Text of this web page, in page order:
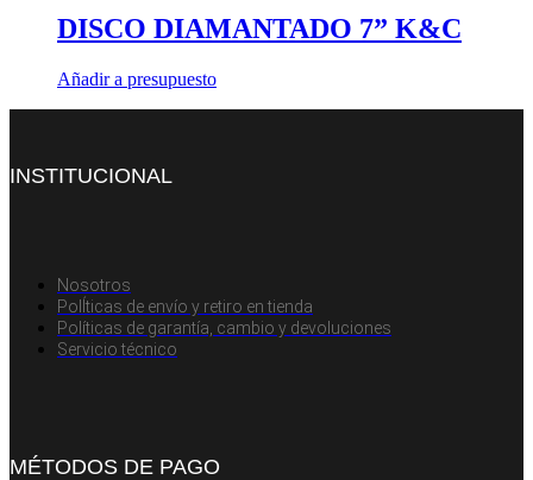
DISCO DIAMANTADO 7” K&C
Añadir a presupuesto
INSTITUCIONAL
Nosotros
PolÍticas de envío y retiro en tienda
Políticas de garantía, cambio y devoluciones
Servicio técnico
MÉTODOS DE PAGO